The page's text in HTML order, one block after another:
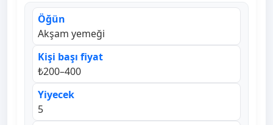
Öğün
Akşam yemeği
Kişi başı fiyat
₺200–400
Yiyecek
5